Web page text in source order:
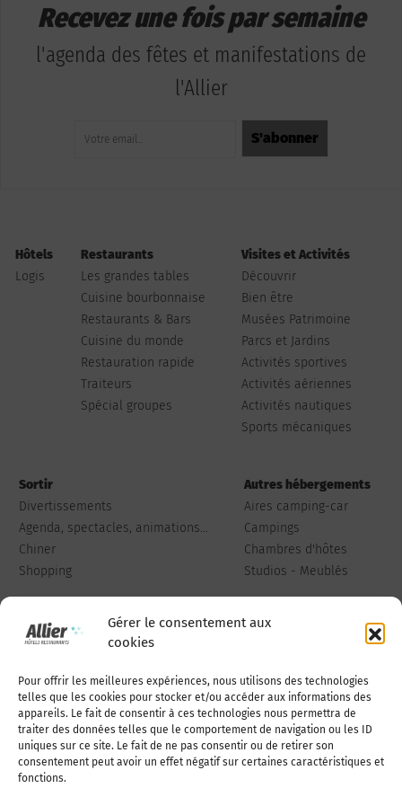
Gérer le consentement aux
cookies
Pour offrir les meilleures expériences, nous utilisons des technologies
telles que les cookies pour stocker et/ou accéder aux informations des
appareils. Le fait de consentir à ces technologies nous permettra de
traiter des données telles que le comportement de navigation ou les ID
uniques sur ce site. Le fait de ne pas consentir ou de retirer son
consentement peut avoir un effet négatif sur certaines caractéristiques et
fonctions.
Recevez une fois par semaine
l'agenda des fêtes et manifestations de
l'Allier
Hôtels
Logis
Restaurants
Les grandes tables
Cuisine bourbonnaise
Restaurants & Bars
Cuisine du monde
Restauration rapide
Traiteurs
Spécial groupes
Visites et Activités
Découvrir
Bien être
Musées Patrimoine
Parcs et Jardins
Activités sportives
Activités aériennes
Activités nautiques
Sports mécaniques
Sortir
Divertissements
Agenda, spectacles, animations...
Chiner
Shopping
Autres hébergements
Aires camping-car
Campings
Chambres d'hôtes
Studios - Meublés
Qui sommes-nous Publiez votre annonce
Adhérer à l’association Nous contacter